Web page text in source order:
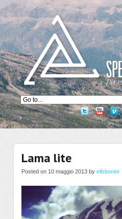
Lama lite
Posted on 10 maggio 2013 by elisbonini